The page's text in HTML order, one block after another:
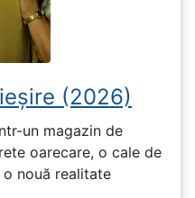
(2026)
un magazin de
oarecare, o cale de
nouă realitate